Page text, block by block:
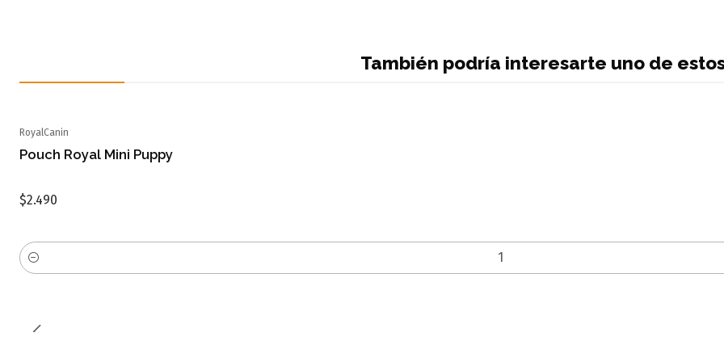
También podría interesarte uno de
RoyalCanin
Pouch Royal Mini Puppy
$2.490
Cantidad